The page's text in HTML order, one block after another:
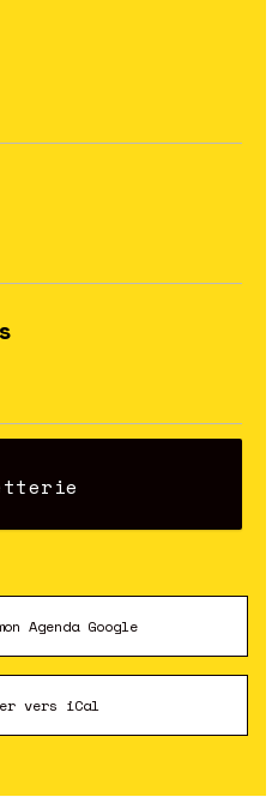
Agenda Google
vers iCal